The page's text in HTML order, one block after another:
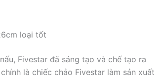
loại tốt
Fivestar đã sáng tạo và chế tạo ra
là chiếc chảo Fivestar làm sản xuất